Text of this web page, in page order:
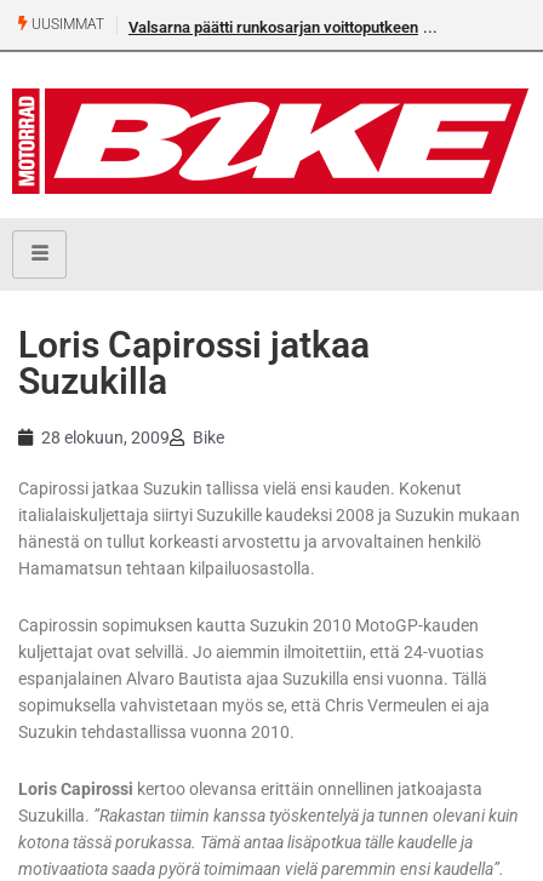
UUSIMMAT Valsarna päätti runkosarjan voittoputkeen
Loris Capirossi jatkaa
Suzukilla
28 elokuun, 2009 Bike
Capirossi jatkaa Suzukin tallissa vielä ensi kauden. Kokenut
italialaiskuljettaja siirtyi Suzukille kaudeksi 2008 ja Suzukin mukaan
hänestä on tullut korkeasti arvostettu ja arvovaltainen henkilö
Hamamatsun tehtaan kilpailuosastolla.
Capirossin sopimuksen kautta Suzukin 2010 MotoGP-kauden
kuljettajat ovat selvillä. Jo aiemmin ilmoitettiin, että 24-vuotias
espanjalainen Alvaro Bautista ajaa Suzukilla ensi vuonna. Tällä
sopimuksella vahvistetaan myös se, että Chris Vermeulen ei aja
Suzukin tehdastallissa vuonna 2010.
Loris Capirossi kertoo olevansa erittäin onnellinen jatkoajasta
Suzukilla. ”Rakastan tiimin kanssa työskentelyä ja tunnen olevani kuin
kotona tässä porukassa. Tämä antaa lisäpotkua tälle kaudelle ja
motivaatiota saada pyörä toimimaan vielä paremmin ensi kaudella”.